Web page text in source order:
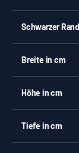
Schwarzer
Breite in cm
Höhe in cm
Tiefe in cm